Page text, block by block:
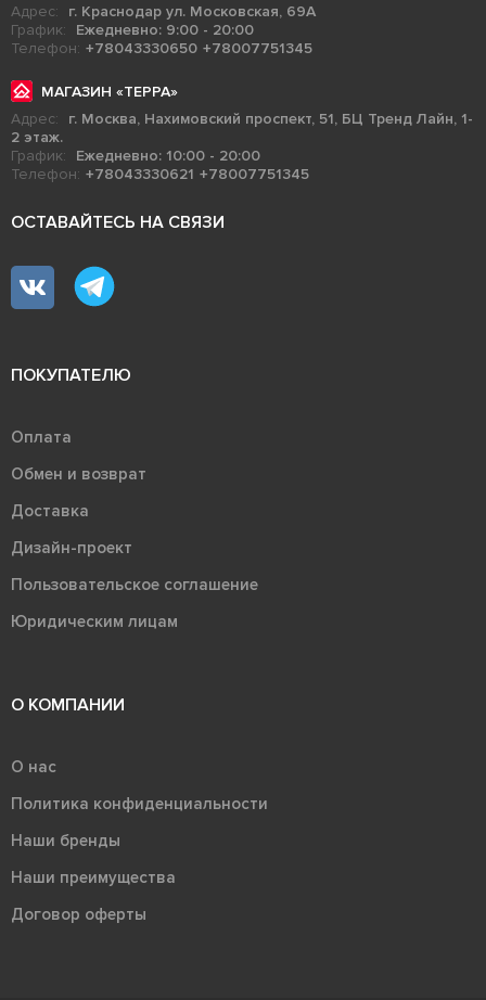
Адрес:
г. Краснодар ул. Московская, 69А
График:
Ежедневно: 9:00 - 20:00
Телефон: +78043330650 +78007751345
МАГАЗИН «ТЕРРА»
Адрес:
г. Москва, Нахимовский проспект, 51, БЦ Тренд Лайн, 1-
2 этаж.
График:
Ежедневно: 10:00 - 20:00
Телефон: +78043330621 +78007751345
ОСТАВАЙТЕСЬ НА СВЯЗИ
ПОКУПАТЕЛЮ
Оплата
Обмен и возврат
Доставка
Дизайн-проект
Пользовательское соглашение
Юридическим лицам
О КОМПАНИИ
О нас
Политика конфиденциальности
Наши бренды
Наши преимущества
Договор оферты